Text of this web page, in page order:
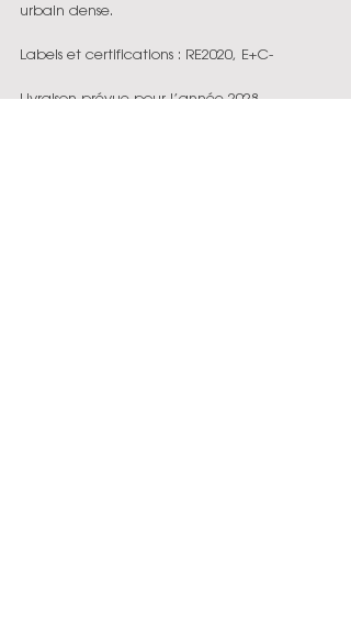
urbain dense.
Labels et certifications : RE2020, E+C-
Livraison prévue pour l’année 2028